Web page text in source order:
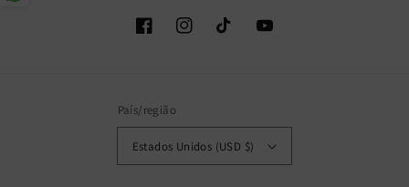
FacebookInstagramTikTok YouTube
País/região
Estados Unidos (USD $)